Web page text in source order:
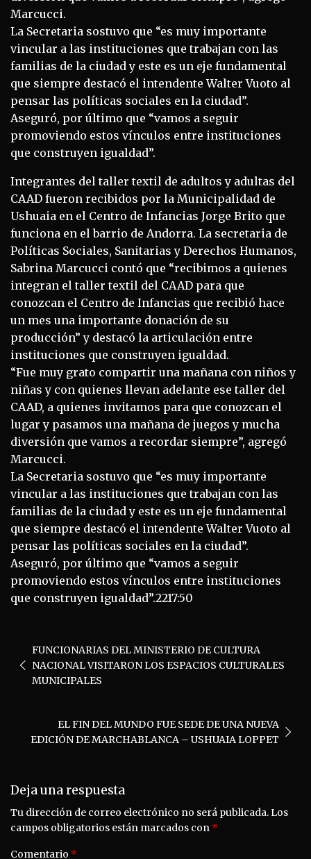
Marcucci.
La Secretaria sostuvo que “es muy importante
vincular a las instituciones que trabajan con las
familias de la ciudad y este es un eje fundamental
que siempre destacó el intendente Walter Vuoto al
pensar las políticas sociales en la ciudad”.
Aseguró, por último que “vamos a seguir
promoviendo estos vínculos entre instituciones
que construyen igualdad”.
Integrantes del taller textil de adultos y adultas del
CAAD fueron recibidos por la Municipalidad de
Ushuaia en el Centro de Infancias Jorge Brito que
funciona en el barrio de Andorra. La secretaria de
Políticas Sociales, Sanitarias y Derechos Humanos,
Sabrina Marcucci contó que “recibimos a quienes
integran el taller textil del CAAD para que
conozcan el Centro de Infancias que recibió hace
un mes una importante donación de su
producción” y destacó la articulación entre
instituciones que construyen igualdad.
“Fue muy grato compartir una mañana con niños y
niñas y con quienes llevan adelante ese taller del
CAAD, a quienes invitamos para que conozcan el
lugar y pasamos una mañana de juegos y mucha
diversión que vamos a recordar siempre”, agregó
Marcucci.
La Secretaria sostuvo que “es muy importante
vincular a las instituciones que trabajan con las
familias de la ciudad y este es un eje fundamental
que siempre destacó el intendente Walter Vuoto al
pensar las políticas sociales en la ciudad”.
Aseguró, por último que “vamos a seguir
promoviendo estos vínculos entre instituciones
que construyen igualdad”.2217:50
de
entradas
FUNCIONARIAS DEL MINISTERIO DE CULTURA
NACIONAL VISITARON LOS ESPACIOS CULTURALES
MUNICIPALES
EL FIN DEL MUNDO FUE SEDE DE UNA NUEVA
EDICIÓN DE MARCHABLANCA – USHUAIA LOPPET
Deja una respuesta
Tu dirección de correo electrónico no será publicada.Los
campos obligatorios están marcados con *
Comentario *